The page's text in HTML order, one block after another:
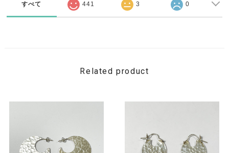
すべて 441 3 0
Related product